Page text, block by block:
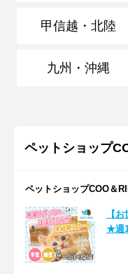
甲信越・北陸
九州・沖縄
ペットショップ
ペットショップCOO＆
【
★週1